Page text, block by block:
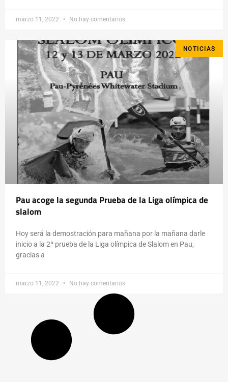
marzo 11, 2022 No hay comentarios
NOTICIAS
Pau acoge la segunda Prueba de la Liga olímpica de
slalom
Hoy será la demostración para mañana por la mañana darle
inicio a la 2ª prueba de la Liga olímpica de Slalom en Pau,
gracias a
marzo 11, 2022 No hay comentarios